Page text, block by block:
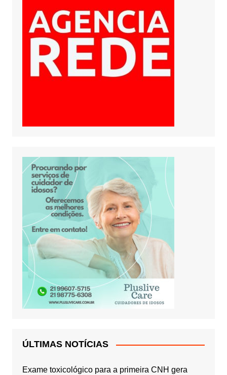
ÚLTIMAS NOTÍCIAS
Exame toxicológico para a primeira CNH gera